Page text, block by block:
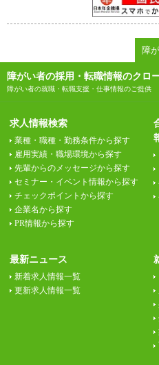
障
障がい者の採用・転職情報のクロ
障がい者の就職・転職支援・仕事情報のご提供
求人情報検索
業種・職種・勤務条件から探す
雇用実績・職場環境から探す
先輩からのメッセージから探す
セミナー・イベント情報から探す
チェックポイントから探す
企業名から探す
PR情報から探す
最新ニュース
新着求人情報一覧
更新求人情報一覧